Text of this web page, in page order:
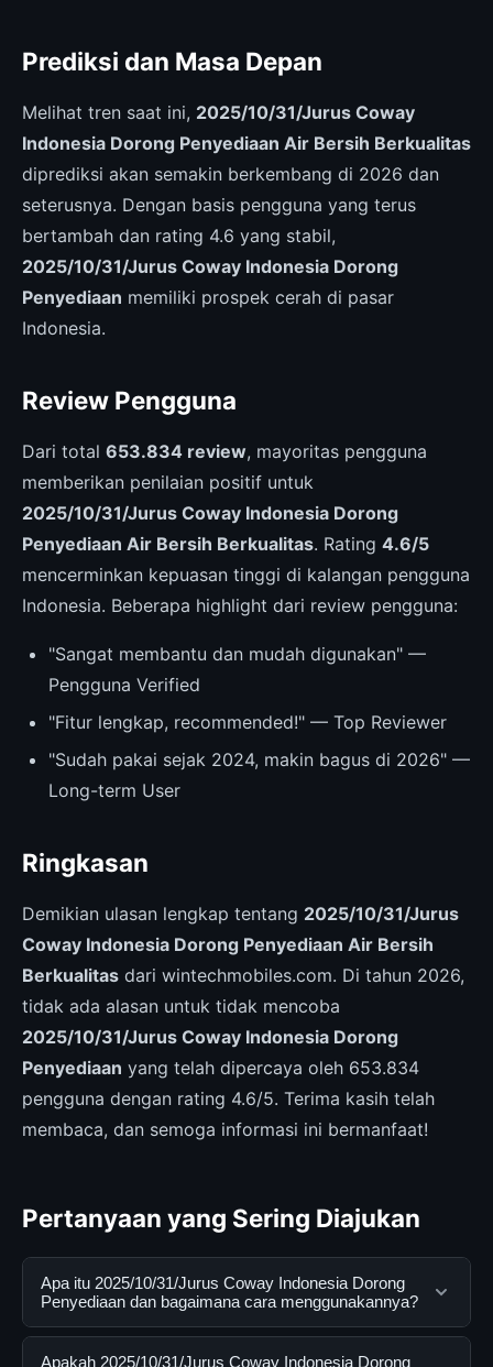
Prediksi dan Masa Depan
Melihat tren saat ini, 2025/10/31/Jurus Coway
Indonesia Dorong Penyediaan Air Bersih Berkualitas
diprediksi akan semakin berkembang di 2026 dan
seterusnya. Dengan basis pengguna yang terus
bertambah dan rating 4.6 yang stabil,
2025/10/31/Jurus Coway Indonesia Dorong
Penyediaan memiliki prospek cerah di pasar
Indonesia.
Review Pengguna
Dari total 653.834 review, mayoritas pengguna
memberikan penilaian positif untuk
2025/10/31/Jurus Coway Indonesia Dorong
Penyediaan Air Bersih Berkualitas. Rating 4.6/5
mencerminkan kepuasan tinggi di kalangan pengguna
Indonesia. Beberapa highlight dari review pengguna:
"Sangat membantu dan mudah digunakan" —
Pengguna Verified
"Fitur lengkap, recommended!" — Top Reviewer
"Sudah pakai sejak 2024, makin bagus di 2026" —
Long-term User
Ringkasan
Demikian ulasan lengkap tentang 2025/10/31/Jurus
Coway Indonesia Dorong Penyediaan Air Bersih
Berkualitas dari wintechmobiles.com. Di tahun 2026,
tidak ada alasan untuk tidak mencoba
2025/10/31/Jurus Coway Indonesia Dorong
Penyediaan yang telah dipercaya oleh 653.834
pengguna dengan rating 4.6/5. Terima kasih telah
membaca, dan semoga informasi ini bermanfaat!
Pertanyaan yang Sering Diajukan
Apa itu 2025/10/31/Jurus Coway Indonesia Dorong
Penyediaan dan bagaimana cara menggunakannya?
2025/10/31/Jurus Coway Indonesia Dorong Penyediaan
Apakah 2025/10/31/Jurus Coway Indonesia Dorong